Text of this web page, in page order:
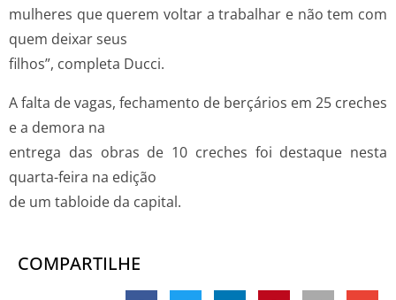
mulheres que querem voltar a trabalhar e não tem com
quem deixar seus
filhos”, completa Ducci.
A falta de vagas, fechamento de berçários em 25 creches
e a demora na
entrega das obras de 10 creches foi destaque nesta
quarta-feira na edição
de um tabloide da capital.
COMPARTILHE